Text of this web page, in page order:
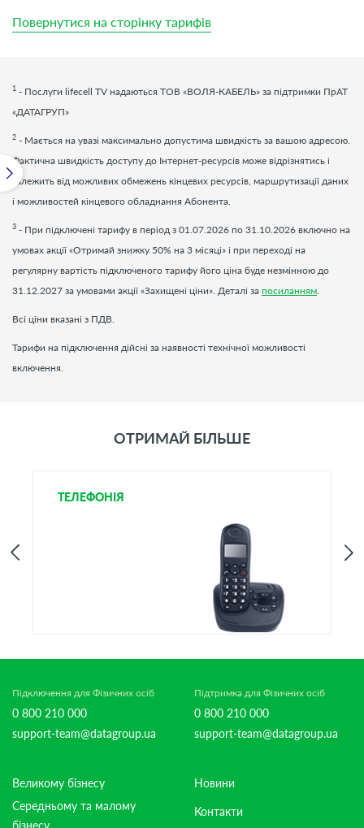
Повернутися на сторінку тарифів
1 - Послуги lifecell TV надаються ТОВ «ВОЛЯ-КАБЕЛЬ» за підтримки ПрАТ
«ДАТАГРУП»
2 - Мається на увазі максимально допустима швидкість за вашою адресою.
Фактична швидкість доступу до Інтернет-ресурсів може відрізнятись і
залежить від можливих обмежень кінцевих ресурсів, маршрутизації даних
і можливостей кінцевого обладнання Абонента.
3 - При підключені тарифу в період з 01.07.2026 по 31.10.2026 включно на
умовах акції «Отримай знижку 50% на 3 місяці» і при переході на
регулярну вартість підключеного тарифу його ціна буде незмінною до
31.12.2027 за умовами акції «Захищені ціни». Деталі за посиланням
Всі ціни вказані з ПДВ.
Тарифи на підключення дійсні за наявності технічної можливості
включення.
ОТРИМАЙ БІЛЬШЕ
ТЕЛЕФОНІЯ
Підключення для Фізичних осіб
0 800 210 000
support-team@datagroup.ua
Підтримка для Фізичних осіб
0 800 210 000
support-team@datagroup.ua
Великому бізнесу
Середньому та малому
бізнесу
Новини
Контакти